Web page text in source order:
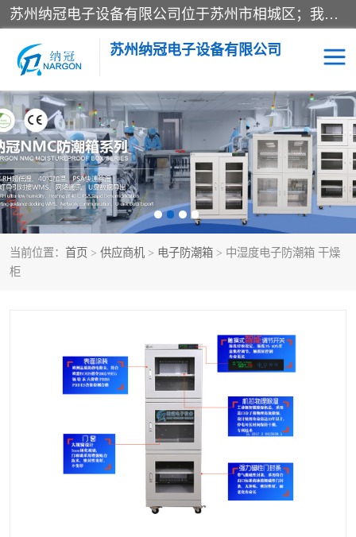
苏州纳冠电子设备有限公司位于苏州市相城区；我司依托国外先进技术结合国内用户的需求，为客户提供具有WMS功能的超低湿快速除湿电子防潮，压缩空气连续干燥柜、智能物料管理氮气储物柜、自制氮氮气柜、防潮氮气组合柜、不锈钢洁净氮气柜、洁净储物柜、石墨舟柜、亮灯导引丝网板存储柜、PCB柔性板气密干燥柜等
苏州纳冠电子设备有限公司
当前位置： 首页 > 供应商机 > 电子防潮箱 > 中湿度电子防潮箱 干燥
柜
电子防潮箱 氮气柜
智能料架 干燥箱